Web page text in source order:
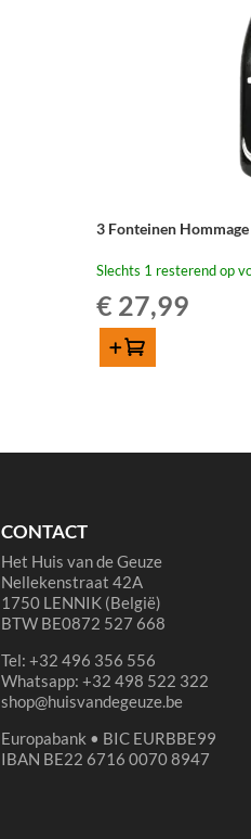
3 Fonteinen
Slechts 1 resterend op
€ 27,99
75
Toevoegen
CONTACT
Het Huis van de Geuze
Nellekenstraat 42A
1750 LENNIK (België)
BTW BE0872 527 668
Tel: +32 496 356 556
Whatsapp: +32 498 522 322
shop@huisvandegeuze.be
Europabank • BIC EURBBE99
IBAN BE22 6716 0070 8947